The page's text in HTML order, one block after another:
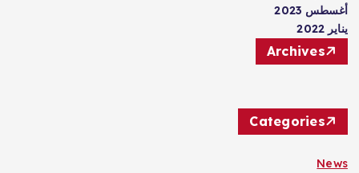
أغسطس 2023
يناير 2022
Archives
Categories
News